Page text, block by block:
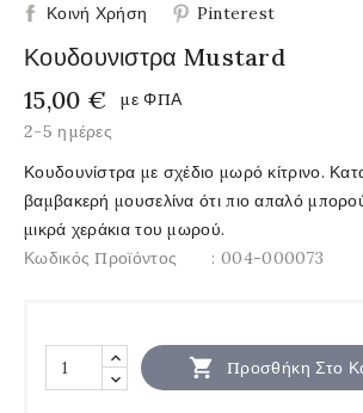
Κοινή Χρήση Pinterest
Κουδουνιστρα Mustard
15,00 €
με ΦΠΑ
2-5 ημέρες
Κουδουνίστρα με σχέδιο μωρό κίτρινο.
βαμβακερή μουσελίνα ότι πιο απαλό
μικρά χεράκια του μωρού.
Κωδικός Προϊόντος
: 004-000073
 Προσθήκη Στο